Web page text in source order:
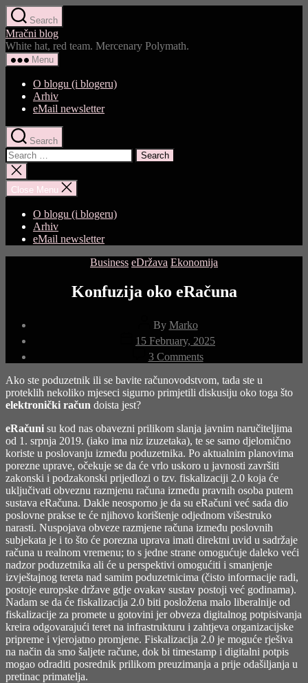
Skip
to
the
content
Search
Mračni blog
White hat, red team. Mercenary Polymath.
Menu
O blogu (i blogeru)
Arhiv
eMail newsletter
Search
Search
for:
Close
search
Close Menu
O blogu (i blogeru)
Arhiv
eMail newsletter
Categories
Business eDržava Ekonomija
Konfuzija oko eRačuna
Post
author
By Marko
Post
date
15 February, 2025
3 Commentson
Konfuzija
oko
eRačuna
Ako ste poduzetnik ili se bavite računovodstvom, tada ste u
proteklih nekoliko mjeseci sigurno primjetili diskusiju oko toga što
elektronički račun doista jest?
eRačuni su kod nas obavezni prilikom slanja javnim naručiteljima
od 1. srpnja 2019. (iako ima niz izuzetaka), te se samo djelomično
koriste u poslovanju između poduzetnika. Po aktualnim planovima
porezne uprave, očekuje se da će vrlo uskoro u javnosti završiti
zakonski i podzakonski prijedlozi o tzv. fiskalizaciji 2.0 koja će
uključivati obveznu razmjenu računa između pravnih osoba putem
sustava eRačuna. Dakle neosporno je da su eRačuni već sada dio
poslovne prakse te će njihovo korištenje odjednom višestruko
narasti. Nuspojava obveze razmjene računa između poslovnih
subjekata je i to što će porezna uprava imati direktni uvid u sadržaje
računa u realnom vremenu; to s jedne strane omogućuje daleko veći
nadzor poduzetnika ali će u perspektivi omogućiti i smanjenje
izvještajnog tereta nad samim poduzetnicima (čisto informacije radi,
postoje europske države gdje ovakav sustav postoji već godinama).
Nadam se da će fiskalizacija 2.0 biti posložena malo liberalnije od
fiskalizacije za promete u gotovini jer obveza digitalnog potpisivanja
kreira odgovarajući teret na infrastrukturu i zahtjeva organizacijske
pripreme i vjerojatno promjene. Fiskalizacija 2.0 je moguće rješiva
na način da smo šaljete račune, dok bi timestamp i digitalni potpis
mogao odraditi posrednik prilikom preuzimanja a prije odašiljanja u
pretinac primatelja.